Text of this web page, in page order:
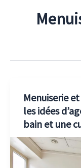
Menuiserie
les idées
bain et une